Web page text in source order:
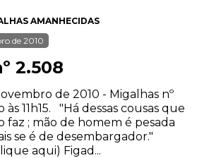
AMANHECIDAS
de 2010
2.508
de 2010 - Migalhas nº
11h15. "Há dessas cousas que
faz ; mão de homem é pesada
se é de desembargador."
aqui) Figad...